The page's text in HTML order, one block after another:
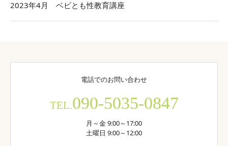
2023年4月 ベビとも性教育講座
電話でのお問い合わせ
TEL.090-5035-0847
月～金 9:00～17:00
土曜日 9:00～12:00